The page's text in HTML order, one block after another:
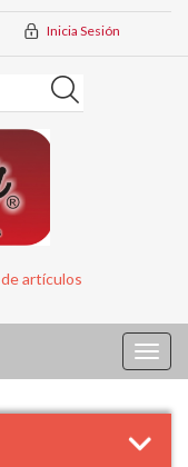
Inicia Sesión
artículos